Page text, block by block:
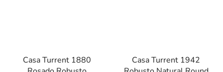
Casa Turrent 1880
Casa Turrent 1942